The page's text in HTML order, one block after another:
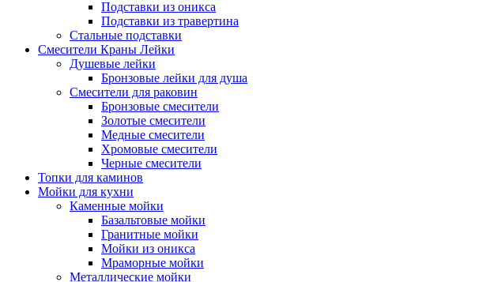
Подставки из оникса
Подставки из травертина
Стальные подставки
Смесители Краны Лейки
Душевые лейки
Бронзовые лейки для душа
Смесители для раковин
Бронзовые смесители
Золотые смесители
Медные смесители
Хромовые смесители
Черные смесители
Топки для каминов
Мойки для кухни
Каменные мойки
Базальтовые мойки
Гранитные мойки
Мойки из оникса
Мраморные мойки
Металлические мойки